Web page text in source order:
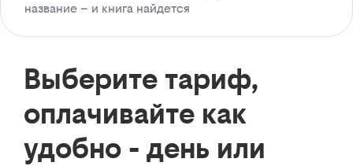
название – и книга найдется
Выберите тариф,
оплачивайте как
удобно - день или